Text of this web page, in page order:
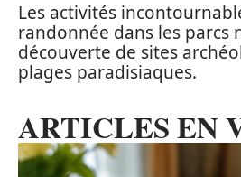
Les activités
randonnée dans les parcs
découverte de sites
plages paradisiaques.
ARTICLES EN